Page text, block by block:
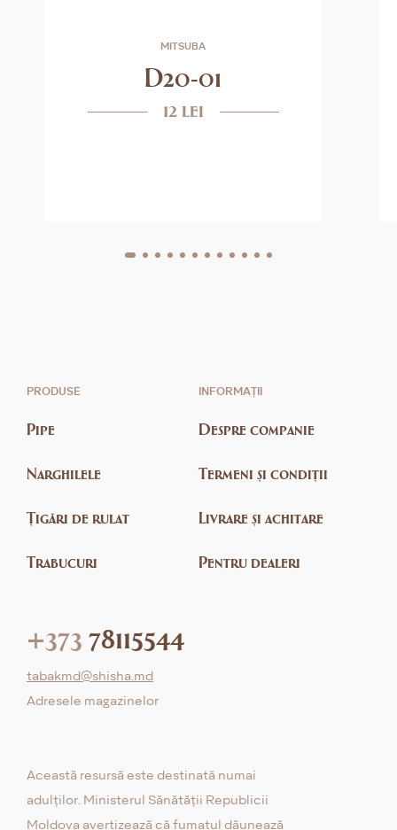
MITSUBA
D20-01
12 lei
PRODUSE
Pipe
Narghilele
Țigări de rulat
Trabucuri
INFORMAȚII
Despre companie
Termeni și condiții
Livrare și achitare
Pentru dealeri
+373 78115544
tabakmd@shisha.md
Adresele magazinelor
Această resursă este destinată numai
adulților. Ministerul Sănătății Republicii
Moldova avertizează că fumatul dăunează